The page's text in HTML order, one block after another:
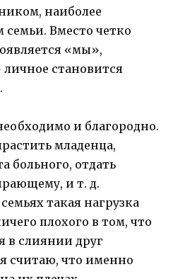
наиболее
Вместо четко
«мы»,
становится
и благородно.
младенца,
больного, отдать
и т. д.
такая нагрузка
плохого в том, что
в слиянии друг
я считаю, что именно